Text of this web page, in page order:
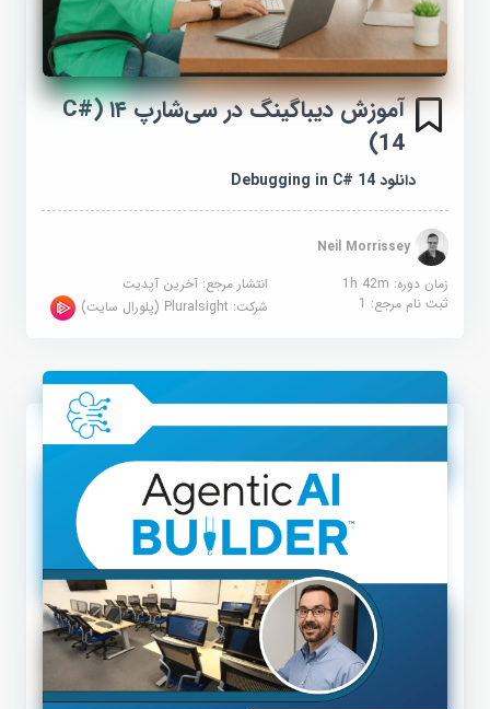
آموزش دیباگینگ در سی‌شارپ ۱۴ (C#
14)
دانلود Debugging in C# 14
Neil Morrissey
زمان دوره: 1h 42m
انتشار مرجع:آخرین آپدیت
ثبت نام مرجع:1 شرکت:Pluralsight (پلورال سایت)